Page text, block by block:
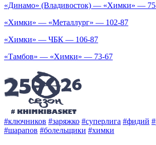
«Динамо» (Владивосток) — «Химки» —
«Химки» — «Металлург» — 102-87
«Химки» — ЧБК — 106-87
«Тамбов» — «Химки» — 73-67
#ключников #заряжко #суперлига #фидий
#шарапов #болельщики #химки